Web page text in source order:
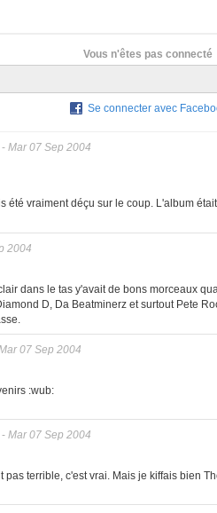
Vous n'êtes pas connecté
Se connecter avec
- Mar 07 Sep 2004
été vraiment déçu sur le coup. L'album
2004
dans le tas y'avait de bons morceaux
D, Da Beatminerz et surtout Pete
07 Sep 2004
:wub:
- Mar 07 Sep 2004
pas terrible, c'est vrai. Mais je kiffais bien